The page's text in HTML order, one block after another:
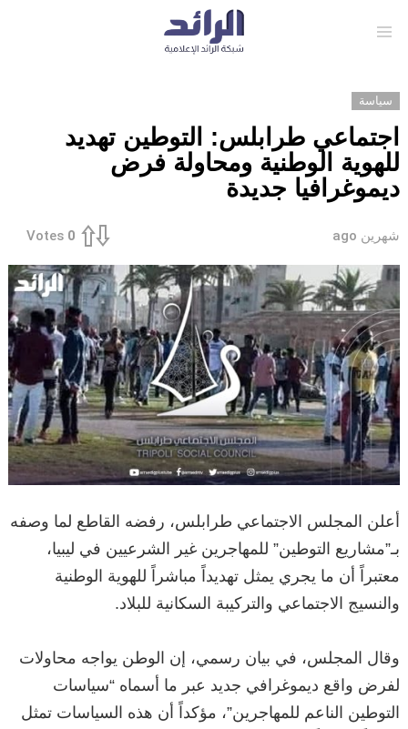
سياسة
اجتماعي طرابلس: التوطين تهديد
للهوية الوطنية ومحاولة فرض
ديموغرافيا جديدة
شهرين ago 0
Votes
‏أعلن المجلس الاجتماعي طرابلس، رفضه القاطع لما وصفه
بـ”مشاريع التوطين” للمهاجرين غير الشرعيين في ليبيا،
معتبراً أن ما يجري يمثل تهديداً مباشراً للهوية الوطنية
والنسيج الاجتماعي والتركيبة السكانية للبلاد.
‏وقال المجلس، في بيان رسمي، إن الوطن يواجه محاولات
لفرض واقع ديموغرافي جديد عبر ما أسماه “سياسات
التوطين الناعم للمهاجرين”، مؤكداً أن هذه السياسات تمثل